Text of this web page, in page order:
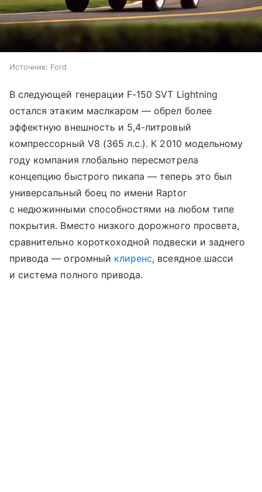
Источник: Ford
В следующей генерации F-150 SVT Lightning
остался этаким маслкаром — обрел более
эффектную внешность и 5,4-литровый
компрессорный V8 (365 л.с.). К 2010 модельному
году компания глобально пересмотрела
концепцию быстрого пикапа — теперь это был
универсальный боец по имени Raptor
с недюжинными способностями на любом типе
покрытия. Вместо низкого дорожного просвета,
сравнительно короткоходной подвески и заднего
привода — огромный клиренс, всеядное шасси
и система полного привода.